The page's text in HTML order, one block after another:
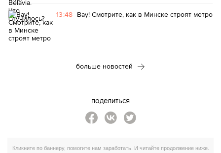
13:48 Вау! Смотрите, как в Минске строят метро
больше новостей
поделиться